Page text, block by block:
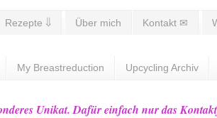
Rezepte ⇓ Über mich Kontakt ✉
My Breastreduction Upcycling Archiv
Unikat. Dafür einfach nur das